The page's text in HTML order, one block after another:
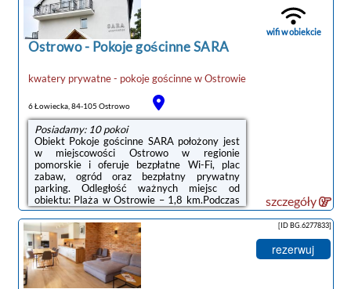
46 km, Dworzec PKP Gdynia Główna – 46
km. Lotnisko Lotnisko Gdańsk-Rębiechowo
znajduje się 64 km od obiektu.Doba hotelowa
...
Ostrowo- Pokoje gościnne SARA
kwatery prywatne - pokoje gościnnewOstrowie
6 Łowiecka, 84-105 Ostrowo
Posiadamy: 10 pokoi
Obiekt Pokoje gościnne SARA położony jest
w miejscowości Ostrowo w regionie
pomorskie i oferuje bezpłatne Wi-Fi, plac
zabaw, ogród oraz bezpłatny prywatny
parking. Odległość ważnych miejsc od
obiektu: Plaża w Ostrowie – 1,8 km.Podczas
pobytu Goście mogą odprężyć się we
wspólnym salonie.Odległość ważnych miejsc
od obiektu: Port Gdynia – 47 km, Dworzec
kolejowy – 49 km. Lotnisko Lotnisko Gdańsk-
Rębiechowo znajduje się 66 km od
obiektu.Doba hotelowa od godziny 14:00 do
10:00.W obiekcie obowiązuje zakaz
wifi w obiekcie
szczegóły
[ID BG.6277833]
rezerwuj